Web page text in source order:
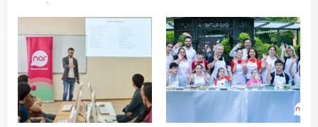
təqaüd proqramının
qalibləri ilə görüş
keçirib